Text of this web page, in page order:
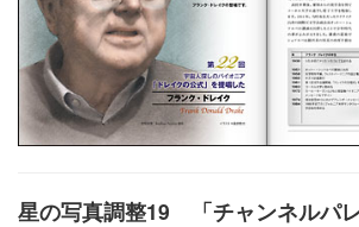
星の写真調整19 「チャンネルパ